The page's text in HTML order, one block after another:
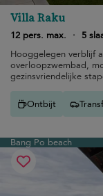
Villa Raku
12 pers. max.
· 5
Hooggelegen verblijf
overloopzwembad,
gezinsvriendelijke
Ontbijt
Bang Po beach